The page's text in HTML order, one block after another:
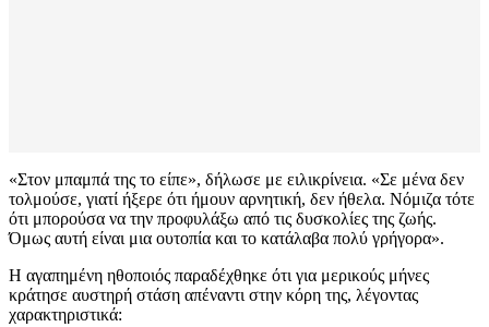
«Στον μπαμπά της το είπε», δήλωσε με ειλικρίνεια. «Σε μένα δεν
τολμούσε, γιατί ήξερε ότι ήμουν αρνητική, δεν ήθελα. Νόμιζα τότε
ότι μπορούσα να την προφυλάξω από τις δυσκολίες της ζωής.
Όμως αυτή είναι μια ουτοπία και το κατάλαβα πολύ γρήγορα».
Η αγαπημένη ηθοποιός παραδέχθηκε ότι για μερικούς μήνες
κράτησε αυστηρή στάση απέναντι στην κόρη της, λέγοντας
χαρακτηριστικά: